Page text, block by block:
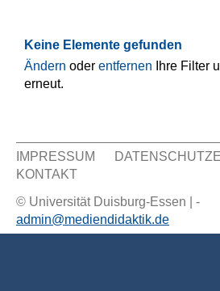
Keine Elemente gefunden
Ändern oder entfernen Ihre Filter
erneut.
Sekundär Menü
IMPRESSUM
KONTAKT
© Universität Duisburg-Essen | -
admin@mediendidaktik.de